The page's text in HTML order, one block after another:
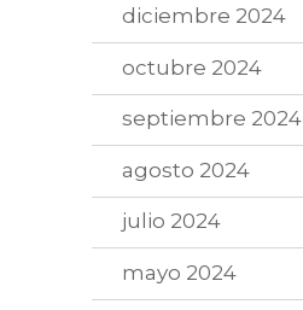
diciembre 2024
octubre 2024
septiembre 2024
agosto 2024
julio 2024
mayo 2024